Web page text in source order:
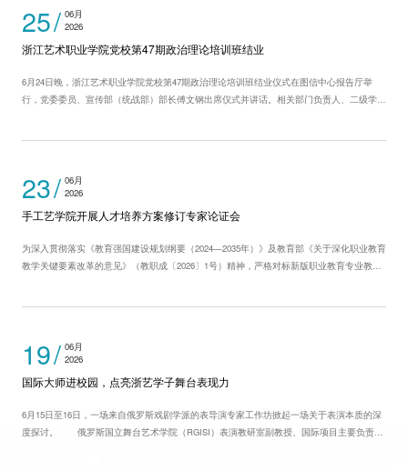
25
06月
2026
浙江艺术职业学院党校第47期政治理论培训班结业
6月24日晚，浙江艺术职业学院党校第47期政治理论培训班结业仪式在图信中心报告厅举
行，党委委员、宣传部（统战部）部长傅文钢出席仪式并讲话。相关部门负责人、二级学院
23
06月
2026
手工艺学院开展人才培养方案修订专家论证会
为深入贯彻落实《教育强国建设规划纲要（2024—2035年）》及教育部《关于深化职业教育
教学关键要素改革的意见》（教职成〔2026〕1号）精神，严格对标新版职业教育专业教学
19
06月
2026
国际大师进校园，点亮浙艺学子舞台表现力
6月15日至16日，一场来自俄罗斯戏剧学派的表导演专家工作坊掀起一场关于表演本质的深
度探讨。 俄罗斯国立舞台艺术学院（RGISI）表演教研室副教授、国际项目主要负责人